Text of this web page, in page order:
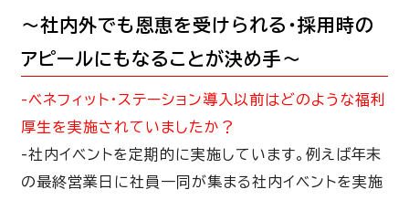
～社内外でも恩恵を受けられる・採用時の
アピールにもなることが決め手～
-ベネフィット・ステーション導入以前はどのような福利
厚生を実施されていましたか？
-社内イベントを定期的に実施しています。例えば年末
の最終営業日に社員一同が集まる社内イベントを実施